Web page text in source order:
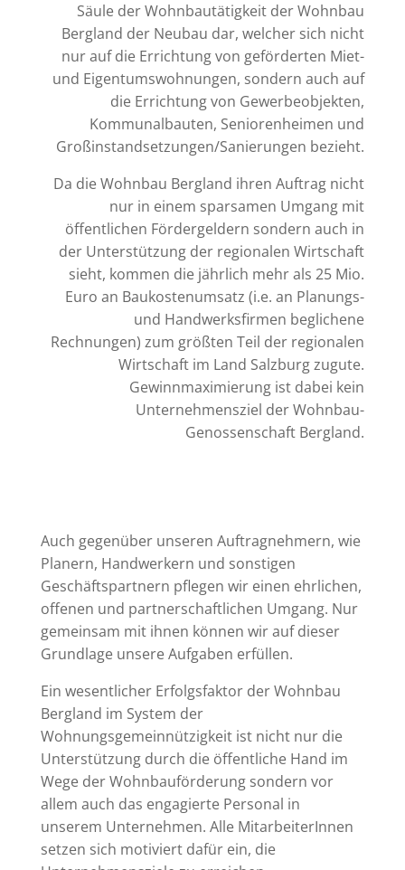
Säule der Wohnbautätigkeit der Wohnbau
Bergland der Neubau dar, welcher sich nicht
nur auf die Errichtung von geförderten Miet-
und Eigentumswohnungen, sondern auch auf
die Errichtung von Gewerbeobjekten,
Kommunalbauten, Seniorenheimen und
Großinstandsetzungen/Sanierungen bezieht.
Da die Wohnbau Bergland ihren Auftrag nicht
nur in einem sparsamen Umgang mit
öffentlichen Fördergeldern sondern auch in
der Unterstützung der regionalen Wirtschaft
sieht, kommen die jährlich mehr als 25 Mio.
Euro an Baukostenumsatz (i.e. an Planungs-
und Handwerksfirmen beglichene
Rechnungen) zum größten Teil der regionalen
Wirtschaft im Land Salzburg zugute.
Gewinnmaximierung ist dabei kein
Unternehmensziel der Wohnbau-
Genossenschaft Bergland.
Auch gegenüber unseren Auftragnehmern, wie
Planern, Handwerkern und sonstigen
Geschäftspartnern pflegen wir einen ehrlichen,
offenen und partnerschaftlichen Umgang. Nur
gemeinsam mit ihnen können wir auf dieser
Grundlage unsere Aufgaben erfüllen.
Ein wesentlicher Erfolgsfaktor der Wohnbau
Bergland im System der
Wohnungsgemeinnützigkeit ist nicht nur die
Unterstützung durch die öffentliche Hand im
Wege der Wohnbauförderung sondern vor
allem auch das engagierte Personal in
unserem Unternehmen. Alle MitarbeiterInnen
setzen sich motiviert dafür ein, die